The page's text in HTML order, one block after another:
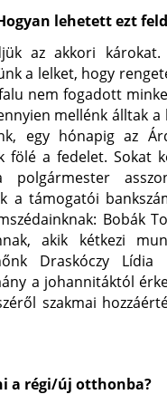
lehetett ezt
az akkori károkat.
a lelket, hogy
nem fogadott
mellénk álltak
egy hónapig az
a fedelet. Sokat
a támogatói
Bobák
akik kétkezi
Draskóczy Lídia
a johannitáktól
szakmai
a régi/új otthonba?